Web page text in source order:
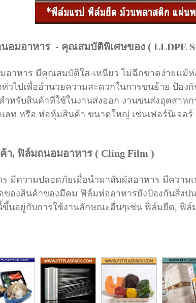
อมอาหาร - คุณสมบัติพิเศษของ ( LLDPE
อาหาร มีคุณสมบัติใส-เหนียว ไม่ฉีกขาดง่ายแม้
วไปเพื่ออำนวยความสะดวกในการขนย้าย ป้อง
ำหรับสินค้าที่ใช้ในงานส่งออก งานขนส่งอุตสาห
ท หรือ ห่อหุ้มสินค้า ขนาดใหญ่ เช่นเฟอร์นิเจอร์
, ฟิล์มถนอมอาหาร ( Cling Film )
มีความปลอดภัยเมื่อนำมาสัมผัสอาหาร มีความ
ของสินค้าของมีคม ฟิล์มห่ออาหารยังป้องกันสิ่งป
ขึ้นอยู่กับการใช้งานลักษณะอื่นๆเช่น ฟิล์มยืด, ฟิ